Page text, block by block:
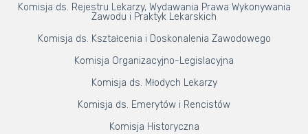
Komisja ds. Rejestru Lekarzy, Wydawania Prawa Wykonywania
Zawodu i Praktyk Lekarskich
Komisja ds. Kształcenia i Doskonalenia Zawodowego
Komisja Organizacyjno-Legislacyjna
Komisja ds. Młodych Lekarzy
Komisja ds. Emerytów i Rencistów
Komisja Historyczna